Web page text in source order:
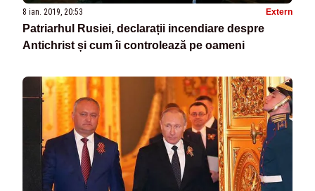
8 ian. 2019, 20:53 Extern
Patriarhul Rusiei, declarații incendiare despre
Antichrist și cum îi controlează pe oameni